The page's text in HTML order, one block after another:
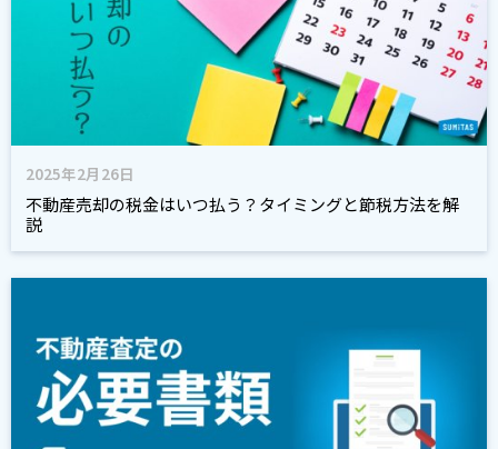
2025年2月26日
不動産売却の税金はいつ払う？タイミングと節税方法を解
説